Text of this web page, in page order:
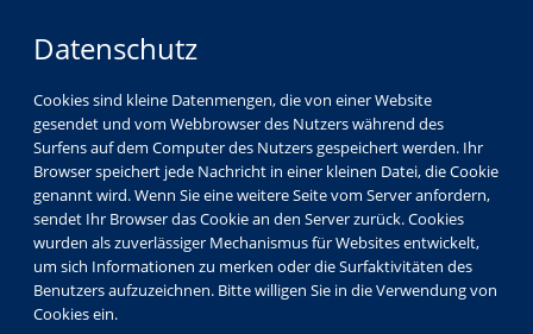
Datenschutz
Cookies sind kleine Datenmengen, die von einer Website
gesendet und vom Webbrowser des Nutzers während des
Surfens auf dem Computer des Nutzers gespeichert werden. Ihr
Browser speichert jede Nachricht in einer kleinen Datei, die Cookie
genannt wird. Wenn Sie eine weitere Seite vom Server anfordern,
sendet Ihr Browser das Cookie an den Server zurück. Cookies
wurden als zuverlässiger Mechanismus für Websites entwickelt,
um sich Informationen zu merken oder die Surfaktivitäten des
Benutzers aufzuzeichnen. Bitte willigen Sie in die Verwendung von
Cookies ein.